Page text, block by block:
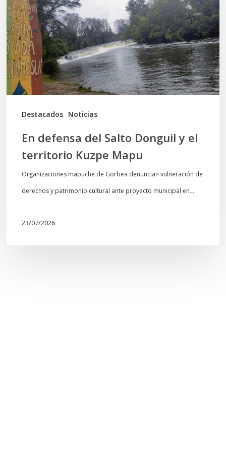
Destacados Noticias
Salto
Donguil
y
el
territorio
Kuzpe
Mapu
En defensa del Salto Donguil y el
territorio Kuzpe Mapu
Organizaciones mapuche de Gorbea denuncian vulneración de
derechos y patrimonio cultural ante proyecto municipal en…
23/07/2026